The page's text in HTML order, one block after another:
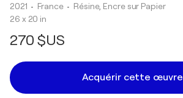
2021 • France • Résine, Encre sur Papier
26 x 20 in
270 $US
Acquérir cette œuvre